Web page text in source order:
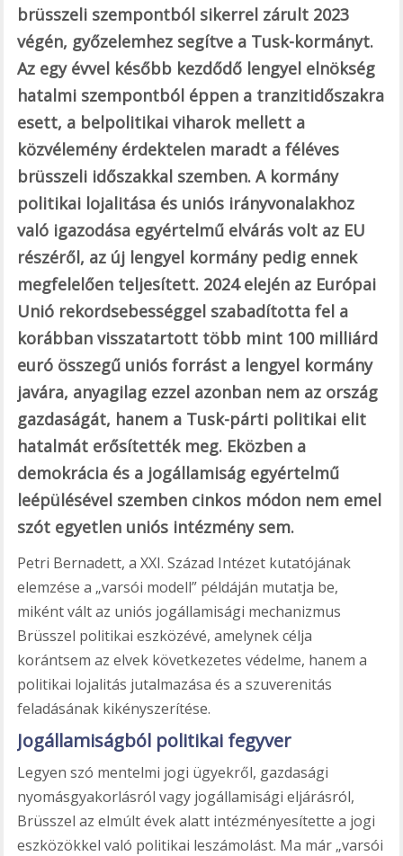
brüsszeli szempontból sikerrel zárult 2023
végén, győzelemhez segítve a Tusk-kormányt.
Az egy évvel később kezdődő lengyel elnökség
hatalmi szempontból éppen a tranzitidőszakra
esett, a belpolitikai viharok mellett a
közvélemény érdektelen maradt a féléves
brüsszeli időszakkal szemben. A kormány
politikai lojalitása és uniós irányvonalakhoz
való igazodása egyértelmű elvárás volt az EU
részéről, az új lengyel kormány pedig ennek
megfelelően teljesített. 2024 elején az Európai
Unió rekordsebességgel szabadította fel a
korábban visszatartott több mint 100 milliárd
euró összegű uniós forrást a lengyel kormány
javára, anyagilag ezzel azonban nem az ország
gazdaságát, hanem a Tusk-párti politikai elit
hatalmát erősítették meg. Eközben a
demokrácia és a jogállamiság egyértelmű
leépülésével szemben cinkos módon nem emel
szót egyetlen uniós intézmény sem.
Petri Bernadett, a XXI. Század Intézet kutatójának
elemzése a „varsói modell” példáján mutatja be,
miként vált az uniós jogállamisági mechanizmus
Brüsszel politikai eszközévé, amelynek célja
korántsem az elvek következetes védelme, hanem a
politikai lojalitás jutalmazása és a szuverenitás
feladásának kikényszerítése.
Jogállamiságból politikai fegyver
Legyen szó mentelmi jogi ügyekről, gazdasági
nyomásgyakorlásról vagy jogállamisági eljárásról,
Brüsszel az elmúlt évek alatt intézményesítette a jogi
eszközökkel való politikai leszámolást. Ma már „varsói